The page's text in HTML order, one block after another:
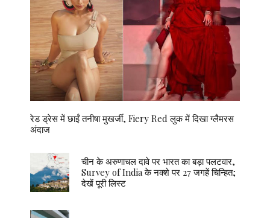
रेड ड्रेस में छाईं तनीषा मुखर्जी, Fiery Red लुक में दिखा ग्लैमरस
अंदाज
चीन के अरुणाचल दावे पर भारत का बड़ा पलटवार,
Survey of India के नक्शे पर 27 जगहें चिन्हित;
देखें पूरी लिस्ट